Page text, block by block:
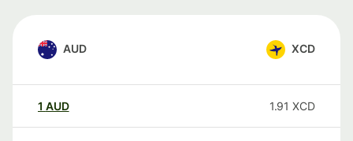
AUD XCD
1 AUD 1.91 XCD